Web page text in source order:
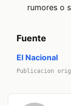
rumores o
Fuente
El Nacional
Publicacion